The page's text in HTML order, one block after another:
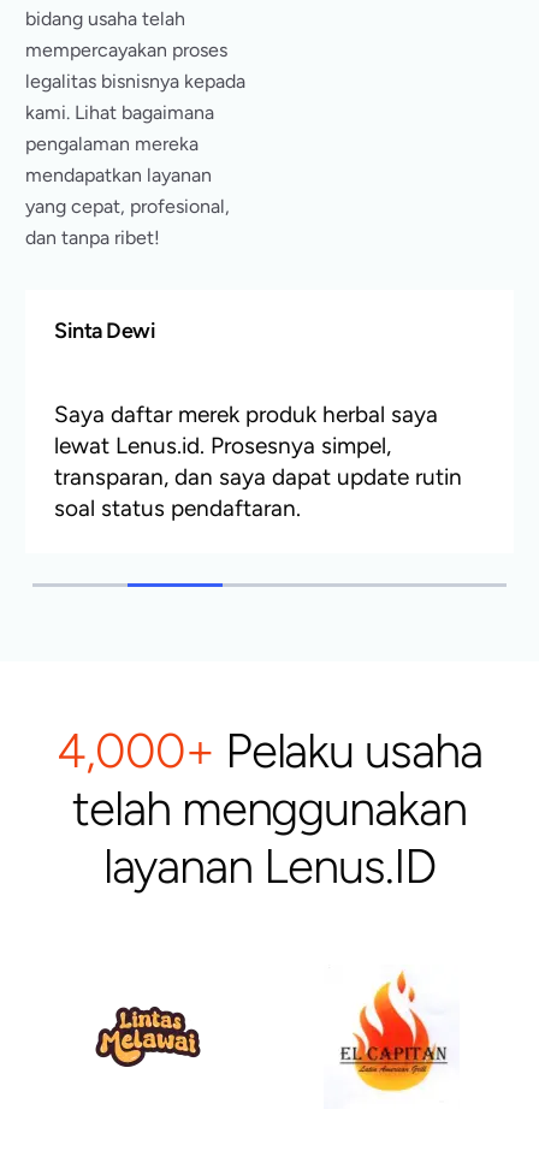
bidang usaha telah
mempercayakan proses
legalitas bisnisnya kepada
kami. Lihat bagaimana
pengalaman mereka
mendapatkan layanan
yang cepat, profesional,
dan tanpa ribet!
Sinta Dewi
Saya daftar merek produk herbal saya
lewat Lenus.id. Prosesnya simpel,
transparan, dan saya dapat update rutin
soal status pendaftaran.
4,000+ Pelaku usaha
telah menggunakan
layanan Lenus.ID